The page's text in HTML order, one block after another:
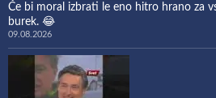
Če bi moral izbrati le eno hitro hrano za
burek. 😂
09.08.2026